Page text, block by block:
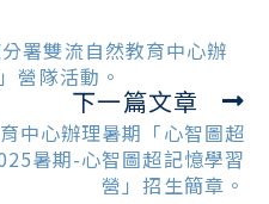
署雙流自然教育中心辦
營隊活動。
下一篇文章
中心辦理暑期「心智圖超
暑期-心智圖超記憶學習
營」招生簡章。